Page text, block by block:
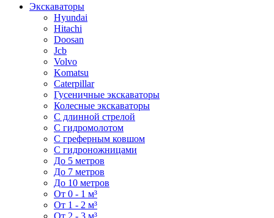
Экскаваторы
Hyundai
Hitachi
Doosan
Jcb
Volvo
Komatsu
Caterpillar
Гусеничные экскаваторы
Колесные экскаваторы
С длинной стрелой
С гидромолотом
С греферным ковшом
С гидроножницами
До 5 метров
До 7 метров
До 10 метров
От 0 - 1 м³
От 1 - 2 м³
От 2 - 3 м³